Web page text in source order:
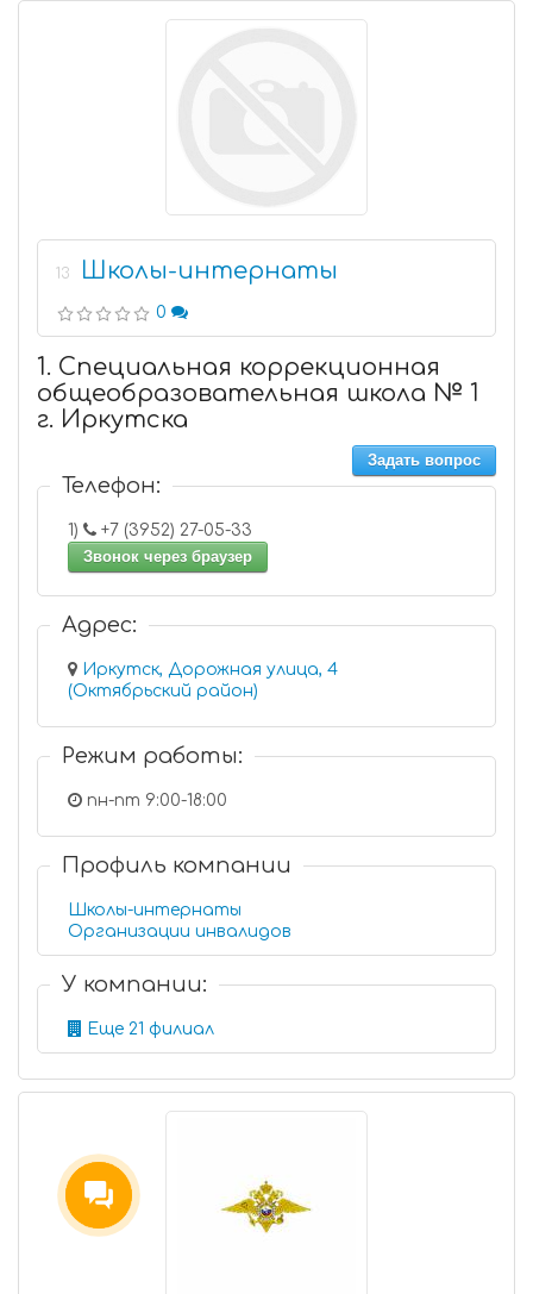
13 Школы-интернаты
0
1. Специальная коррекционная
общеобразовательная школа № 1
г. Иркутска
Задать вопрос
Телефон:
1)
+7 (3952) 27-05-33
Звонок через браузер
Адрес:
Иркутск, Дорожная улица, 4
(Октябрьский район)
Режим работы:
пн-пт 9:00-18:00
Профиль компании
Школы-интернаты
Организации инвалидов
У компании:
Еще 21 филиал